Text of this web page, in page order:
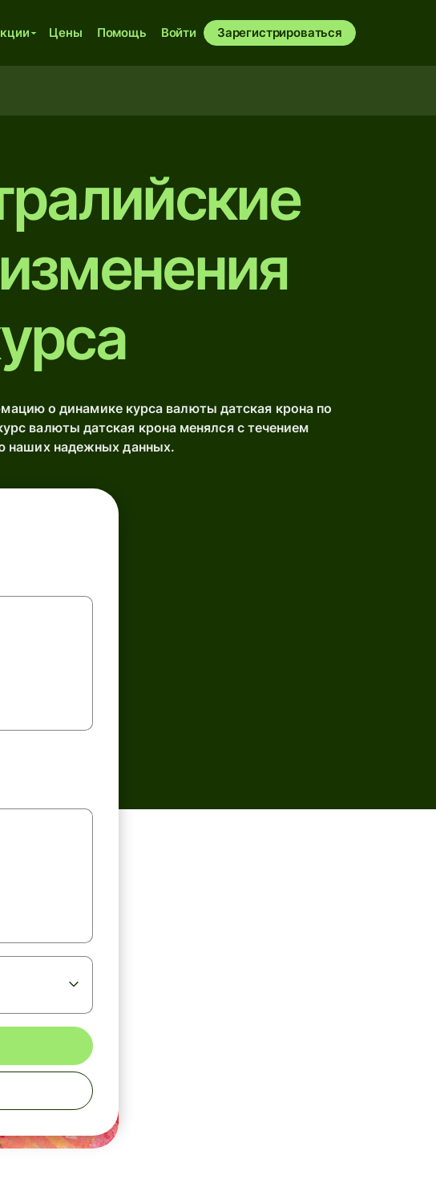
Цены Помощь Войти Зарегистрироваться
о динамике курса валюты датская крона по
валюты датская крона менялся с течением
наших надежных данных.